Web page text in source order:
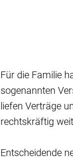
Für die Familie
sogenannten
liefen Verträge
rechtskräftig
Entscheidende